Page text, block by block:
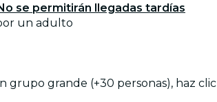
se permitirán llegadas tardías
un adulto
grupo grande (+30 personas), haz clic